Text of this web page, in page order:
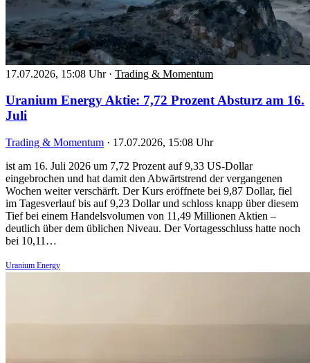
17.07.2026, 15:08 Uhr · Trading & Momentum
Uranium Energy Aktie: 7,72 Prozent Absturz am 16.
Juli
Trading & Momentum · 17.07.2026, 15:08 Uhr
ist am 16. Juli 2026 um 7,72 Prozent auf 9,33 US-Dollar
eingebrochen und hat damit den Abwärtstrend der vergangenen
Wochen weiter verschärft. Der Kurs eröffnete bei 9,87 Dollar, fiel
im Tagesverlauf bis auf 9,23 Dollar und schloss knapp über diesem
Tief bei einem Handelsvolumen von 11,49 Millionen Aktien –
deutlich über dem üblichen Niveau. Der Vortagesschluss hatte noch
bei 10,11…
Uranium Energy